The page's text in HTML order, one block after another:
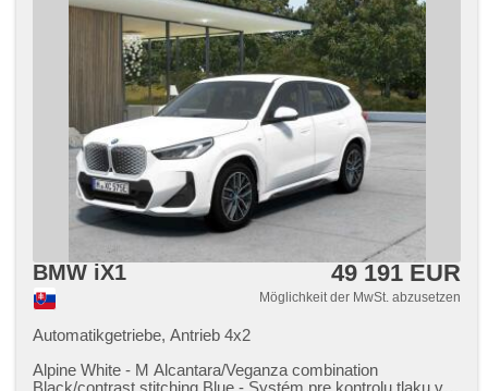
BMW iX1 49 191 EUR
Möglichkeit der MwSt. abzusetzen
Automatikgetriebe, Antrieb 4x2
Alpine White ​- M Alcantara/Veganza combination
Black/contrast stitching Blue ​- Systém pre kontrolu tlaku v